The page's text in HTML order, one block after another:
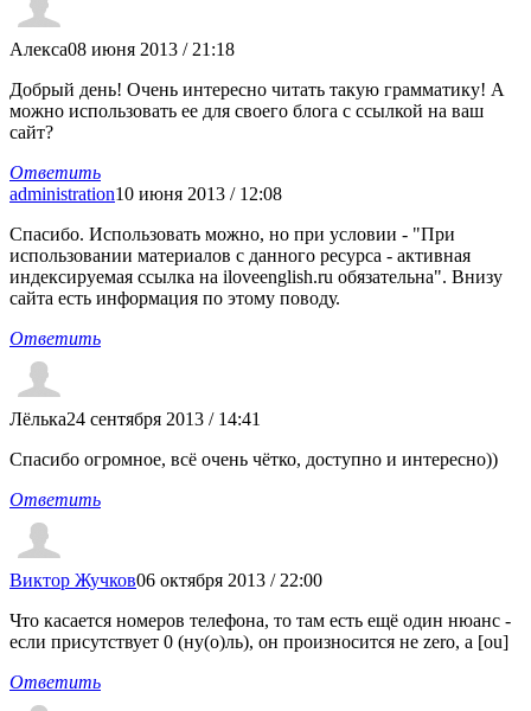
Алекса08 июня 2013 / 21:18
Добрый день! Очень интересно читать такую грамматику! А
можно использовать ее для своего блога с ссылкой на ваш
сайт?
Ответить
administration10 июня 2013 / 12:08
Спасибо. Использовать можно, но при условии - "При
использовании материалов с данного ресурса - активная
индексируемая ссылка на iloveenglish.ru обязательна". Внизу
сайта есть информация по этому поводу.
Ответить
Лёлька24 сентября 2013 / 14:41
Спасибо огромное, всё очень чётко, доступно и интересно))
Ответить
Виктор Жучков06 октября 2013 / 22:00
Что касается номеров телефона, то там есть ещё один нюанс -
если присутствует 0 (ну(о)ль), он произносится не zero, а [ou]
Ответить